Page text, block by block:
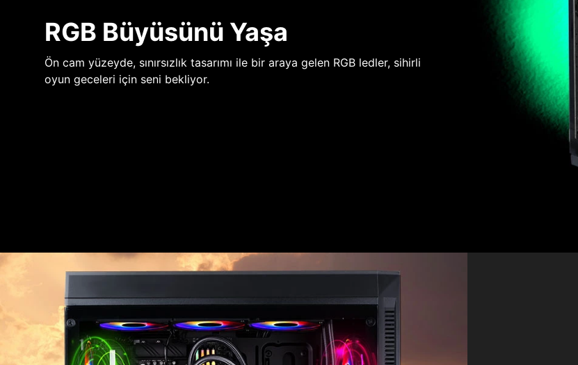
RGB Büyüsünü Yaşa
Ön cam yüzeyde, sınırsızlık tasarımı ile bir araya gelen RGB ledler, sihirli
oyun geceleri için seni bekliyor.